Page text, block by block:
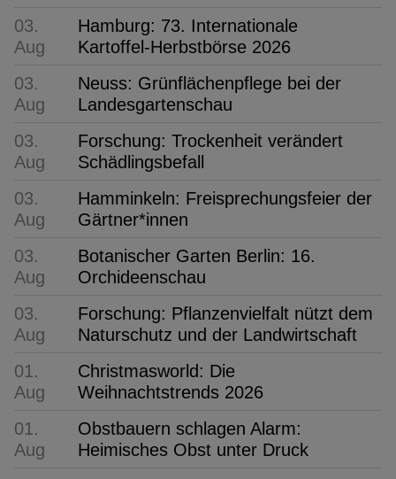
03.
Aug
Hamburg: 73. Internationale
Kartoffel-Herbstbörse 2026
03.
Aug
Neuss: Grünflächenpflege bei der
Landesgartenschau
03.
Aug
Forschung: Trockenheit verändert
Schädlingsbefall
03.
Aug
Hamminkeln: Freisprechungsfeier der
Gärtner*innen
03.
Aug
Botanischer Garten Berlin: 16.
Orchideenschau
03.
Aug
Forschung: Pflanzenvielfalt nützt dem
Naturschutz und der Landwirtschaft
01.
Aug
Christmasworld: Die
Weihnachtstrends 2026
01.
Aug
Obstbauern schlagen Alarm:
Heimisches Obst unter Druck